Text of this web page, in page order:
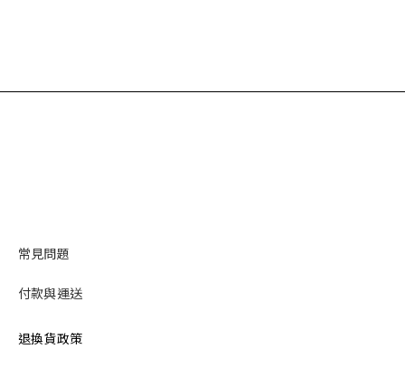
常見問題
付款與運送
退換貨政策